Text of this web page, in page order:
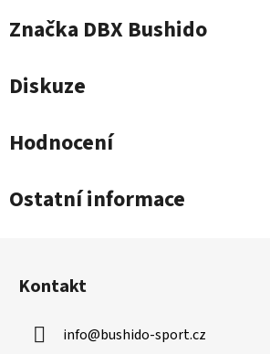
Značka DBX Bushido
Diskuze
Hodnocení
Ostatní informace
Kontakt
info@bushido-sport.cz